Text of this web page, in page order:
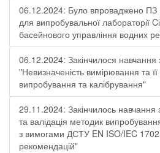
06.12.2024: Було впроваджено ПЗ
для випробувальної лабораторії
басейнового управління водних
06.12.2024: Закінчилося навчання
"Невизначеність вимірювання та
випробування та калібрування"
29.11.2024: Закінчилось навчання
та валідація методик
з вимогами ДСТУ EN ISO/IEC
рекомендацій"